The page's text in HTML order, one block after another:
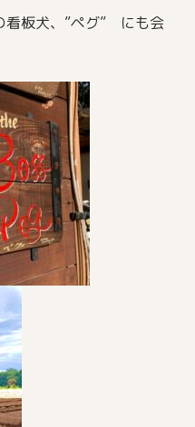
看板犬、”ペグ” にも会